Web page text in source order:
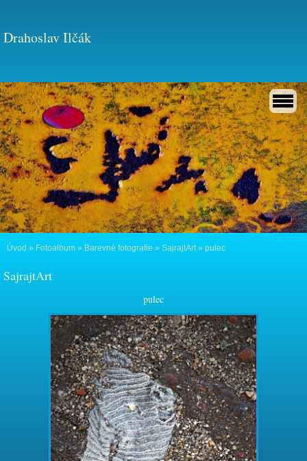
Drahoslav Ilčák
Úvod » Fotoalbum » Barevné fotografie » SajrajtArt» pulec
SajrajtArt
pulec